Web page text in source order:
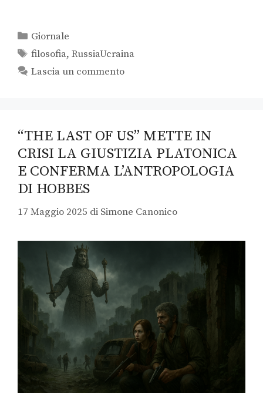
Giornale
filosofia,RussiaUcraina
Lascia un commento
“THE LAST OF US” METTE IN
CRISI LA GIUSTIZIA PLATONICA
E CONFERMA L’ANTROPOLOGIA
DI HOBBES
17 Maggio 2025 di Simone Canonico